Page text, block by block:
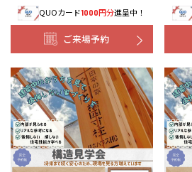
QUOカード1000円分進呈中！
ご来場予約